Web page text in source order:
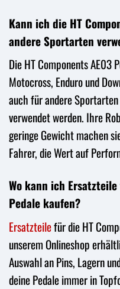
Kann ich die HT
andere Sportarten
Die HT Components AE03
Motocross, Enduro und
auch für andere
verwendet werden. Ihre
geringe Gewicht machen
Fahrer, die Wert auf
Wo kann ich
Pedale kaufen?
Ersatzteilefür die HT
unserem Onlineshop
Auswahl an Pins, Lagern
deine Pedale immer in